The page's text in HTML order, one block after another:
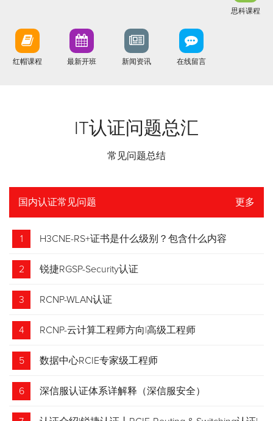
思科课程
红帽课程 最新开班 新闻资讯 在线留言
IT认证问题总汇
常见问题总结
国内认证常见问题 更多
1 H3CNE-RS+证书是什么级别？包含什么内容
2 锐捷RGSP-Security认证
3 RCNP-WLAN认证
4 RCNP-云计算工程师方向|高级工程师
5 数据中心RCIE专家级工程师
6 深信服认证体系详解释（深信服安全）